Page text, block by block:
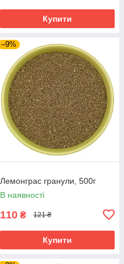
Купити
–9%
Лемонграс гранули, 500г
В наявності
110 ₴ 121 ₴
Купити